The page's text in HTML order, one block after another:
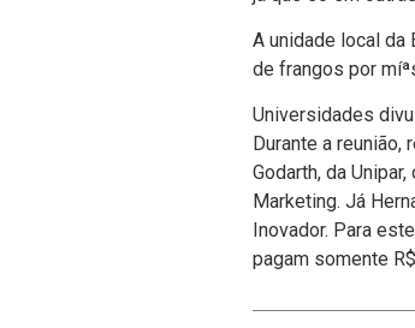
A unidade local
de frangos por
Universidades
Durante a
Godarth, da
Marketing. Já
Inovador. Para
pagam somente